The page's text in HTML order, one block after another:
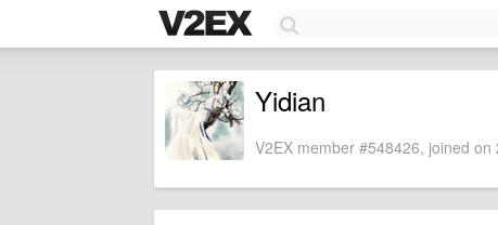
Yidian
V2EX member #548426, joined